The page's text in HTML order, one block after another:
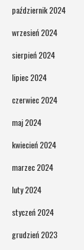
październik 2024
wrzesień 2024
sierpień 2024
lipiec 2024
czerwiec 2024
maj 2024
kwiecień 2024
marzec 2024
luty 2024
styczeń 2024
grudzień 2023